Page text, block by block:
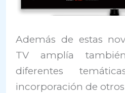
Además de estas
TV amplía
diferentes
incorporación de otros